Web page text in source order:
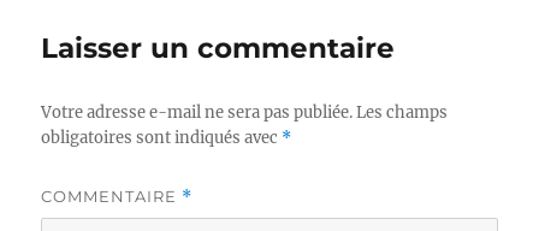
Laisser un commentaire
Votre adresse e-mail ne sera pas publiée. Les champs
obligatoires sont indiqués avec *
COMMENTAIRE *